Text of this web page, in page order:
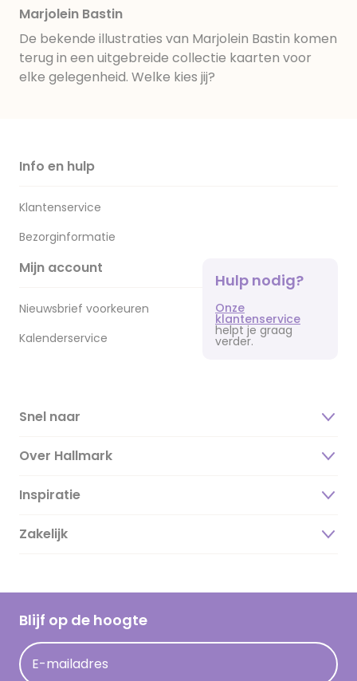
Marjolein Bastin
De bekende illustraties van Marjolein Bastin komen
terug in een uitgebreide collectie kaarten voor
elke gelegenheid. Welke kies jij?
Info en hulp
Klantenservice
Bezorginformatie
Mijn account
Nieuwsbrief voorkeuren
Kalenderservice
Hulp nodig?
Onze
klantenservice
helpt je graag
verder.
Snel naar
Over Hallmark
Over ons
Duurzaamheid
Hallmark Kaartclub
Acties
Persberichten
Inspiratie
Magazine
Cadeau inspiratie
Kaartinspiratie
Zakelijk
Blijf op de hoogte
E-mailadres